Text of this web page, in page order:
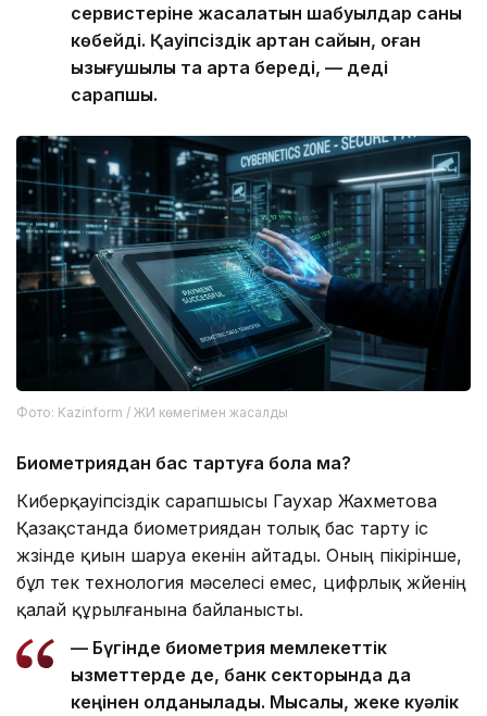
сервистеріне жасалатын шабуылдар саны
көбейді. Қауіпсіздік артқан сайын, оған
қызығушылық та арта береді, — деді
сарапшы.
Фото: Kazinform / ЖИ көмегімен жасалды
Биометриядан бас тартуға бола ма?
Киберқауіпсіздік сарапшысы Гаухар Жахметова
Қазақстанда биометриядан толық бас тарту іс
жүзінде қиын шаруа екенін айтады. Оның пікірінше,
бұл тек технология мәселесі емес, цифрлық жүйенің
қалай құрылғанына байланысты.
— Бүгінде биометрия мемлекеттік
қызметтерде де, банк секторында да
кеңінен қолданылады. Мысалы, жеке куәлік